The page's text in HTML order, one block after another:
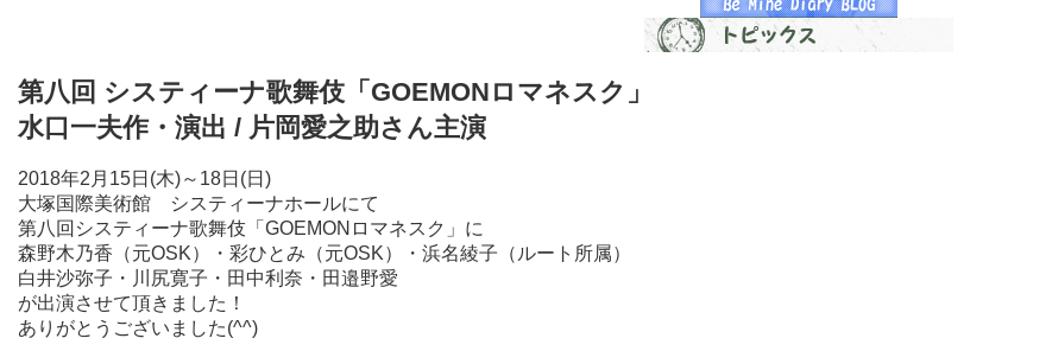
第八回 システィーナ歌舞伎「GOEMONロマネスク」
水口一夫作・演出 / 片岡愛之助さん主演
2018年2月15日(木)～18日(日)
大塚国際美術館 システィーナホールにて
第八回システィーナ歌舞伎「GOEMONロマネスク」に
森野木乃香（元OSK）・彩ひとみ（元OSK）・浜名綾子（ルート所属）
白井沙弥子・川尻寛子・田中利奈・田邉野愛
が出演させて頂きました！
ありがとうございました(^^)